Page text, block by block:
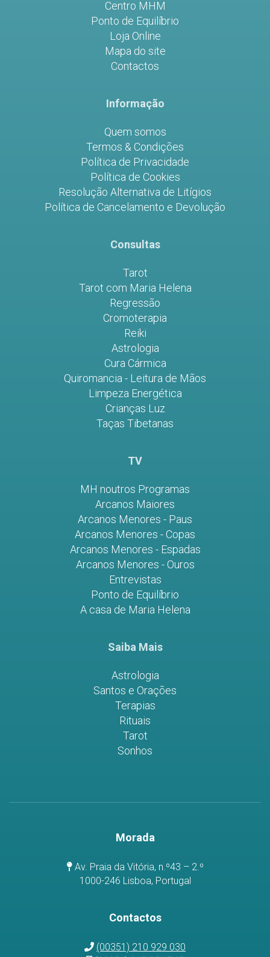
Centro MHM
Ponto de Equilíbrio
Loja Online
Mapa do site
Contactos
Informação
Quem somos
Termos & Condições
Política de Privacidade
Política de Cookies
Resolução Alternativa de Litígios
Política de Cancelamento e Devolução
Consultas
Tarot
Tarot com Maria Helena
Regressão
Cromoterapia
Reiki
Astrologia
Cura Cármica
Quiromancia - Leitura de Mãos
Limpeza Energética
Crianças Luz
Taças Tibetanas
TV
MH noutros Programas
Arcanos Maiores
Arcanos Menores - Paus
Arcanos Menores - Copas
Arcanos Menores - Espadas
Arcanos Menores - Ouros
Entrevistas
Ponto de Equilíbrio
A casa de Maria Helena
Saiba Mais
Astrologia
Santos e Orações
Terapias
Rituais
Tarot
Sonhos
Morada
Av. Praia da Vitória, n.º43 – 2.º
1000-246 Lisboa, Portugal
Contactos
(00351) 210 929 030